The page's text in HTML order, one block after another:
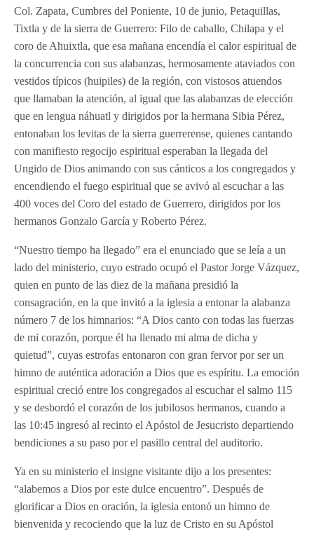
Col. Zapata, Cumbres del Poniente, 10 de junio, Petaquillas,
Tixtla y de la sierra de Guerrero: Filo de caballo, Chilapa y el
coro de Ahuixtla, que esa mañana encendía el calor espiritual de
la concurrencia con sus alabanzas, hermosamente ataviados con
vestidos típicos (huipiles) de la región, con vistosos atuendos
que llamaban la atención, al igual que las alabanzas de elección
que en lengua náhuatl y dirigidos por la hermana Sibia Pérez,
entonaban los levitas de la sierra guerrerense, quienes cantando
con manifiesto regocijo espiritual esperaban la llegada del
Ungido de Dios animando con sus cánticos a los congregados y
encendiendo el fuego espiritual que se avivó al escuchar a las
400 voces del Coro del estado de Guerrero, dirigidos por los
hermanos Gonzalo García y Roberto Pérez.
“Nuestro tiempo ha llegado” era el enunciado que se leía a un
lado del ministerio, cuyo estrado ocupó el Pastor Jorge Vázquez,
quien en punto de las diez de la mañana presidió la
consagración, en la que invitó a la iglesia a entonar la alabanza
número 7 de los himnarios: “A Dios canto con todas las fuerzas
de mi corazón, porque él ha llenado mi alma de dicha y
quietud”, cuyas estrofas entonaron con gran fervor por ser un
himno de auténtica adoración a Dios que es espíritu. La emoción
espiritual creció entre los congregados al escuchar el salmo 115
y se desbordó el corazón de los jubilosos hermanos, cuando a
las 10:45 ingresó al recinto el Apóstol de Jesucristo departiendo
bendiciones a su paso por el pasillo central del auditorio.
Ya en su ministerio el insigne visitante dijo a los presentes:
“alabemos a Dios por este dulce encuentro”. Después de
glorificar a Dios en oración, la iglesia entonó un himno de
bienvenida y recociendo que la luz de Cristo en su Apóstol